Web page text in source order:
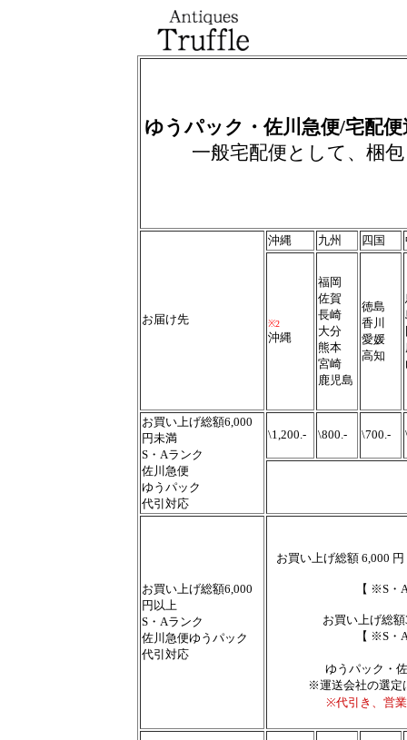
ゆうパック・佐川急便/宅配
一般宅配便として、梱
お届け先
沖縄 九州 四国
※2
沖縄
福岡
佐賀
長崎
大分
熊本
宮崎
鹿児島
徳島
香川
愛媛
高知
お買い上げ総額6,000
円未満
S・Aランク
佐川急便
ゆうパック
代引対応
\1,200.- \800.- \700.-
お買い上げ総額6,000
円以上
S・Aランク
佐川急便ゆうパック
代引対応
お買い上げ総額
【 ※S・
お買い上げ総
【 ※S・
ゆうパック・
※運送会社の選定
※代引き、営